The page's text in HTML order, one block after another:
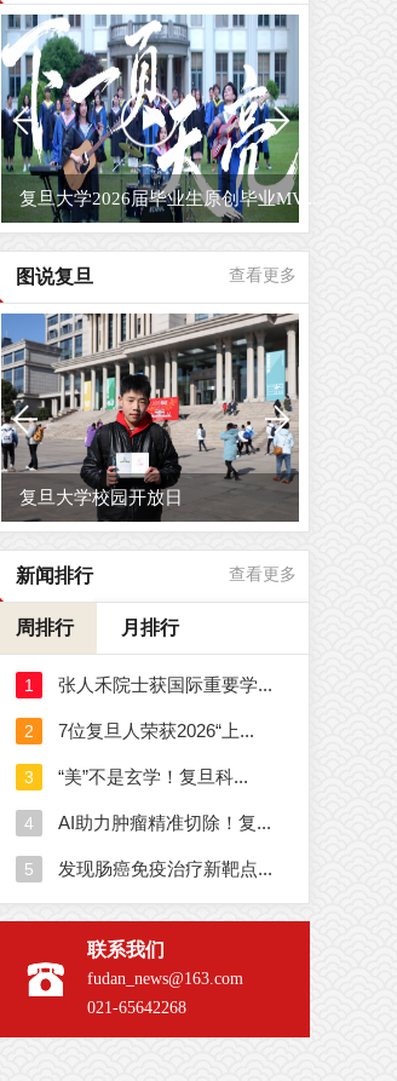
复旦大学2026届毕业生原创毕业MV...
图说复旦 查看更多
复旦大学校园开放日
新闻排行 查看更多
周排行 月排行
联系我们
fudan_news@163.com
021-65642268